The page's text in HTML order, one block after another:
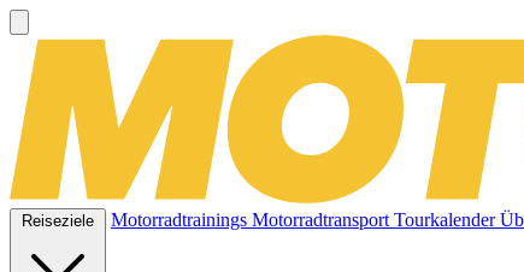
Reiseziele Motorradtrainings Motorradtransport Tourkalender